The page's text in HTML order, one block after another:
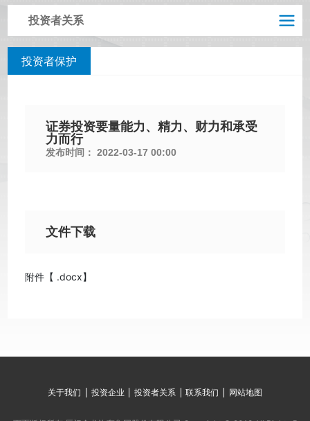
投资企业
人力资源
投资者关系
投资者保护
证券投资要量能力、精力、财力和承受
力而行
发布时间： 2022-03-17 00:00
文件下载
附件【 .docx】
关于我们 投资企业 投资者关系 联系我们 网站地图